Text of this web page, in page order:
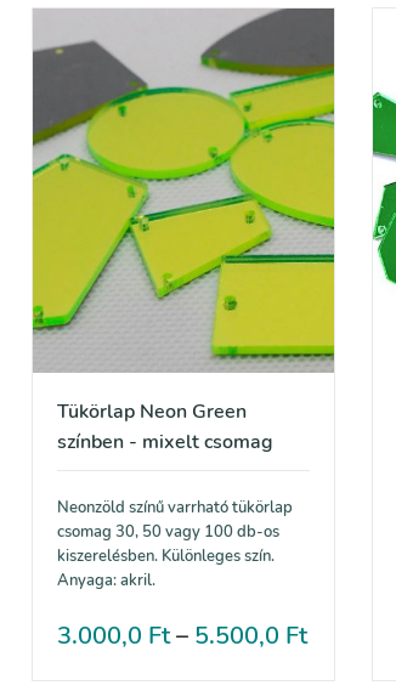
Tükörlap Neon Green
színben - mixelt csomag
Neonzöld színű varrható tükörlap
csomag 30, 50 vagy 100 db-os
kiszerelésben. Különleges szín.
Anyaga: akril.
3.000,0 Ft– 5.500,0 Ft